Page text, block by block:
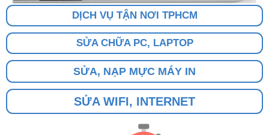
DỊCH VỤ TẬN NƠI TPHCM
SỬA CHỮA PC, LAPTOP
SỬA, NẠP MỰC MÁY IN
SỬA WIFI, INTERNET